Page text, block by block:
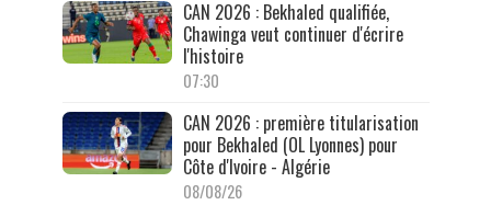
CAN 2026 : Bekhaled qualifiée,
Chawinga veut continuer d'écrire
l'histoire
07:30
CAN 2026 : première titularisation
pour Bekhaled (OL Lyonnes) pour
Côte d'Ivoire - Algérie
08/08/26